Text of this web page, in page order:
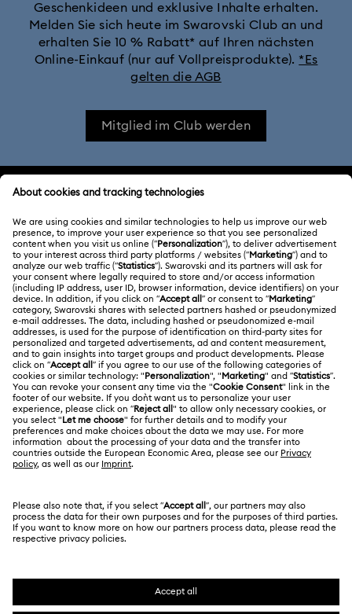
Geschenkideen und exklusive Inhalte erhalten.
Melden Sie sich heute im Swarovski Club an und
erhalten Sie 10 % Rabatt* auf Ihren nächsten
Online-Einkauf (nur auf Vollpreisprodukte). *Es
gelten die AGB
Mitglied im Club werden
KUNDENSERVICE
Übersicht zum Kundenservice
Geschenkkarten-Guthaben
Reparaturstatus
Kontakt
Größe berechnen
Store-Finder
ÜBER UNS
Über Swarovski
Stellen & Karriere
Alumni Community
Für Geschäftskunden
Sitemap
Kristallwelten
RECHTLICHE BEDINGUNGEN
Nutzungsbedingungen
AGB
Datenschutz
Impressum
Andere Länder
English
Deutsch Español Français
SWAROVSKI® und das Schwan-Logo sind
eingetragene Marken der Swarovski AG.